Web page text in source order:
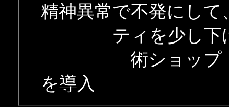
精神異常で不発にして
ティを少し下
術ショップ：実
を導入